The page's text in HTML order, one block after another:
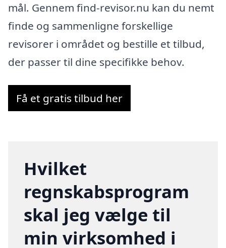
mål. Gennem find-revisor.nu kan du nemt
finde og sammenligne forskellige
revisorer i området og bestille et tilbud,
der passer til dine specifikke behov.
Få et gratis tilbud her
Hvilket
regnskabsprogram
skal jeg vælge til
min virksomhed i